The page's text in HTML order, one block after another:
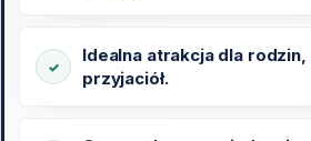
Idealna atrakcja dla
przyjaciół.